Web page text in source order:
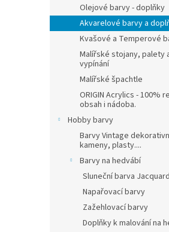
Olejové barvy - doplňky
Akvarelové barvy a
Kvašové a Temperové
Malířské stojany, palety
vypínání
Malířské špachtle
ORIGIN Acrylics - 100%
obsah i nádoba.
Hobby barvy
Barvy Vintage
kameny, plasty....
Barvy na hedvábí
Sluneční barva Jacquard
Napařovací barvy
Zažehlovací barvy
Doplňky k malování na